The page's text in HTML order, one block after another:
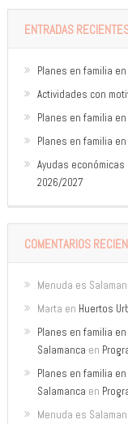
ENTRADAS
Planes en familia
Actividades con
Planes en familia
Planes en familia
Ayudas
2026/2027
COMENTARIOS
Menuda es
Marta en Huertos
Planes en familia
Salamanca en
Planes en familia
Salamanca en
Menuda es